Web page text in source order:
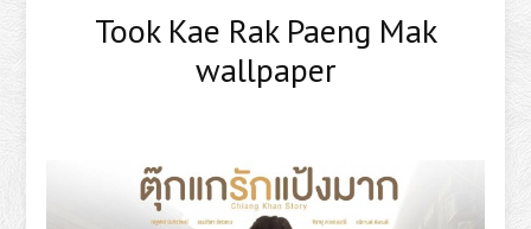
Took Kae Rak Paeng Mak
wallpaper